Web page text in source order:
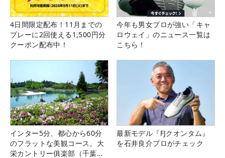
4日間限定配布！11月までの
プレーに2回使える1,500円分
クーポン配布中！
今年も男女プロが強い「キャ
ロウェイ」のニュース一覧は
こちら！
インター5分、都心から60分
のフラットな美観コース。大
栄カントリー俱楽部（千葉
最新モデル『FJクオンタム』
を石井良介プロがチェック